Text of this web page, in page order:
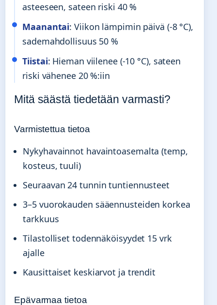
asteeseen, sateen riski 40 %
Maanantai: Viikon lämpimin päivä (-8 °C),
sademahdollisuus 50 %
Tiistai: Hieman viilenee (-10 °C), sateen
riski vähenee 20 %:iin
Mitä säästä tiedetään varmasti?
Varmistettua tietoa
Nykyhavainnot havaintoasemalta (temp,
kosteus, tuuli)
Seuraavan 24 tunnin tuntiennusteet
3–5 vuorokauden sääennusteiden korkea
tarkkuus
Tilastolliset todennäköisyydet 15 vrk
ajalle
Kausittaiset keskiarvot ja trendit
Epävarmaa tietoa